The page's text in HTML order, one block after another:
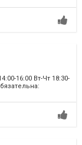
16:00 Вт-Чт 18:30-